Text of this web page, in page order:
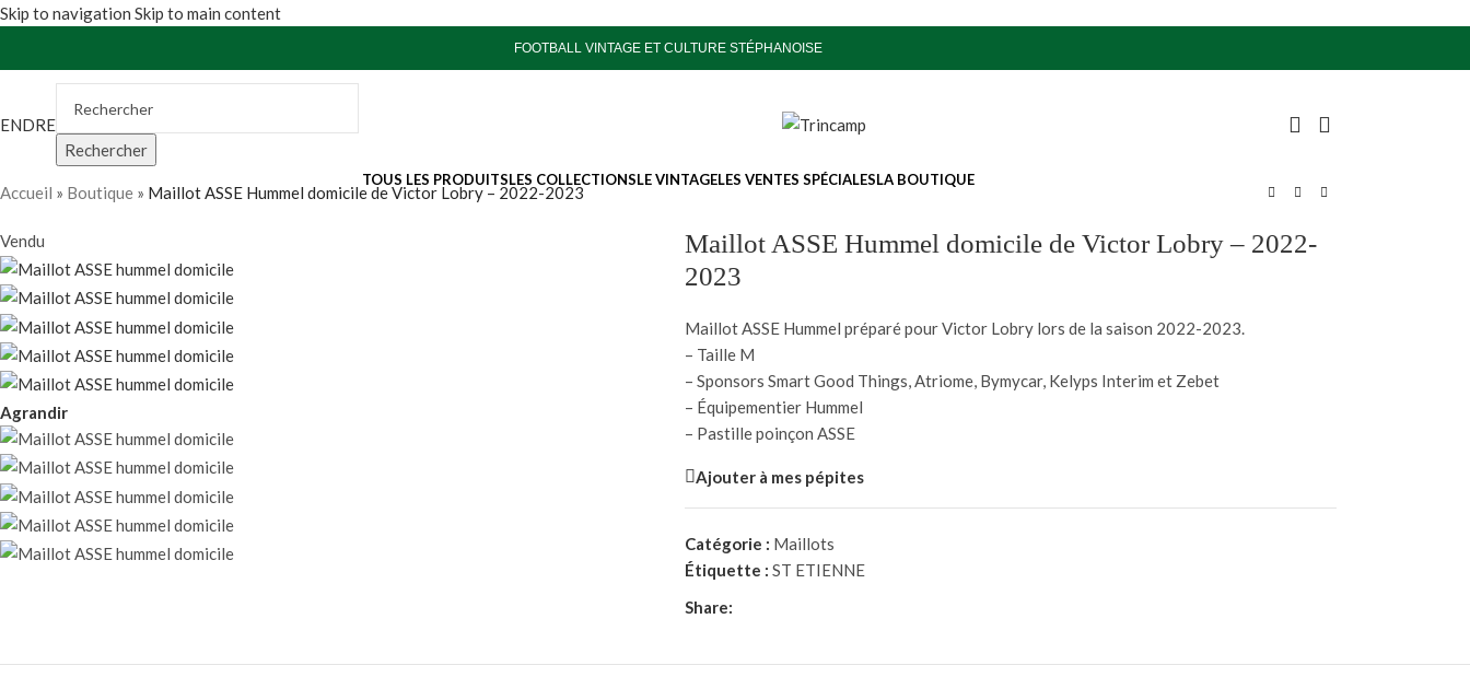
Skip to navigation Skip to main content
FOOTBALL VINTAGE ET CULTURE STÉPHANOISE
Rechercher
TOUS LES PRODUITSLES COLLECTIONSLE VINTAGELES VENTES SPÉCIALESLA BOUTIQUE
Accueil » Boutique » Maillot ASSE Hummel domicile de Victor Lobry – 2022-2023
Vendu
Agrandir
Maillot ASSE Hummel domicile de Victor Lobry – 2022-
2023
Maillot ASSE Hummel préparé pour Victor Lobry lors de la saison 2022-2023.
– Taille M
– Sponsors Smart Good Things, Atriome, Bymycar, Kelyps Interim et Zebet
– Équipementier Hummel
– Pastille poinçon ASSE
Ajouter à mes pépites
Catégorie : Maillots
Étiquette : ST ETIENNE
Share: